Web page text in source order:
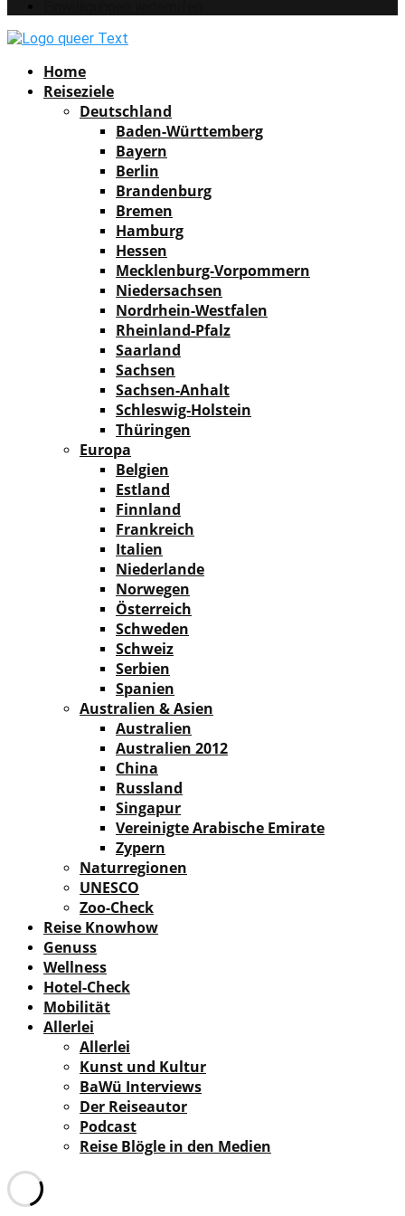
Home
Reiseziele
Deutschland
Baden-Württemberg
Bayern
Berlin
Brandenburg
Bremen
Hamburg
Hessen
Mecklenburg-Vorpommern
Niedersachsen
Nordrhein-Westfalen
Rheinland-Pfalz
Saarland
Sachsen
Sachsen-Anhalt
Schleswig-Holstein
Thüringen
Europa
Belgien
Estland
Finnland
Frankreich
Italien
Niederlande
Norwegen
Österreich
Schweden
Schweiz
Serbien
Spanien
Australien & Asien
Australien
Australien 2012
China
Russland
Singapur
Vereinigte Arabische Emirate
Zypern
Naturregionen
UNESCO
Zoo-Check
Reise Knowhow
Genuss
Wellness
Hotel-Check
Mobilität
Allerlei
Allerlei
Kunst und Kultur
BaWü Interviews
Der Reiseautor
Podcast
Reise Blögle in den Medien